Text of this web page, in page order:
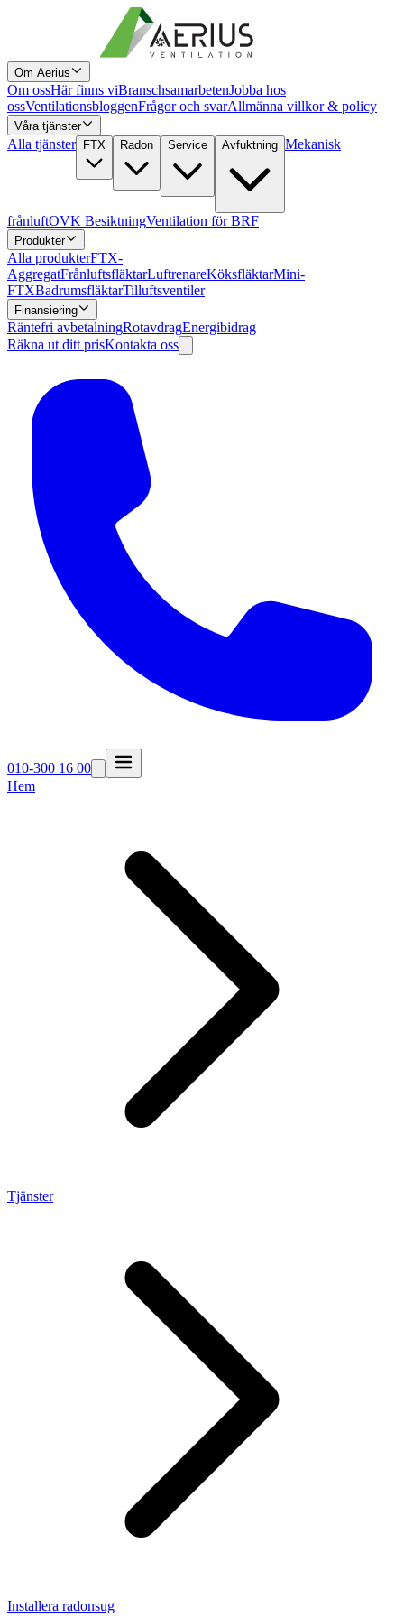
Om Aerius
Om ossHär finns viBranschsamarbetenJobba hos
ossVentilationsbloggenFrågor och svarAllmänna villkor & policy
Våra tjänster
Alla tjänster FTX Radon Service Avfuktning Mekanisk
frånluftOVK BesiktningVentilation för BRF
Produkter
Alla produkterFTX-
AggregatFrånluftsfläktarLuftrenareKöksfläktarMini-
FTXBadrumsfläktarTilluftsventiler
Finansiering
Räntefri avbetalningRotavdragEnergibidrag
Räkna ut ditt prisKontakta oss
010-300 16 00
Hem
Tjänster
Installera radonsug